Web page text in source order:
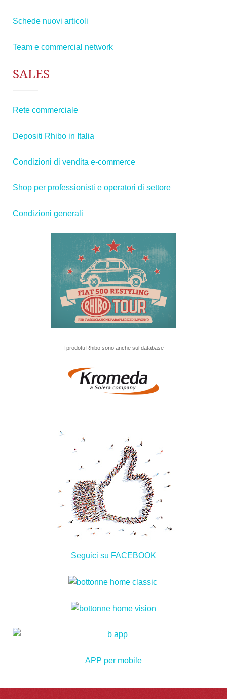
Schede nuovi articoli
Team e commercial network
SALES
Rete commerciale
Depositi Rhibo in Italia
Condizioni di vendita e-commerce
Shop per professionisti e operatori di settore
Condizioni generali
I prodotti Rhibo sono anche sul database
Seguici su FACEBOOK
APP per mobile